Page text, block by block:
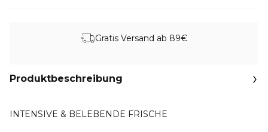
Gratis Versand ab 89€
Produktbeschreibung
INTENSIVE & BELEBENDE FRISCHE